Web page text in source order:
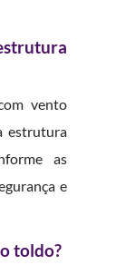
vento
estrutura
as
e
toldo?